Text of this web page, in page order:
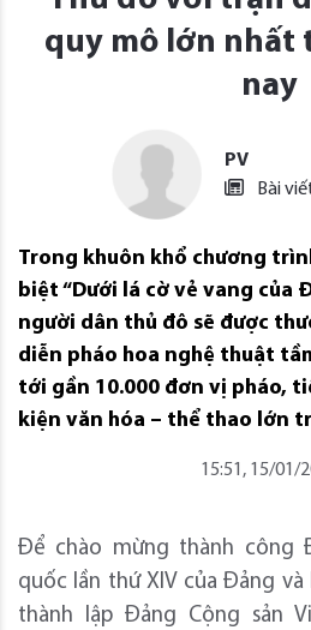
quy mô lớn nhất
nay
PV
Bài
Trong khuôn khổ chương
biệt “Dưới lá cờ vẻ vang của
người dân thủ đô sẽ được
diễn pháo hoa nghệ thuật
tới gần 10.000 đơn vị pháo,
kiện văn hóa – thể thao lớn
15:51, 15/01/
Để chào mừng thành công
quốc lần thứ XIV của Đảng
thành lập Đảng Cộng sản